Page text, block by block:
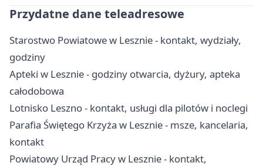
Przydatne dane teleadresowe
Starostwo Powiatowe w Lesznie - kontakt, wydziały,
godziny
Apteki w Lesznie - godziny otwarcia, dyżury, apteka
całodobowa
Lotnisko Leszno - kontakt, usługi dla pilotów i noclegi
Parafia Świętego Krzyża w Lesznie - msze, kancelaria,
kontakt
Powiatowy Urząd Pracy w Lesznie - kontakt,